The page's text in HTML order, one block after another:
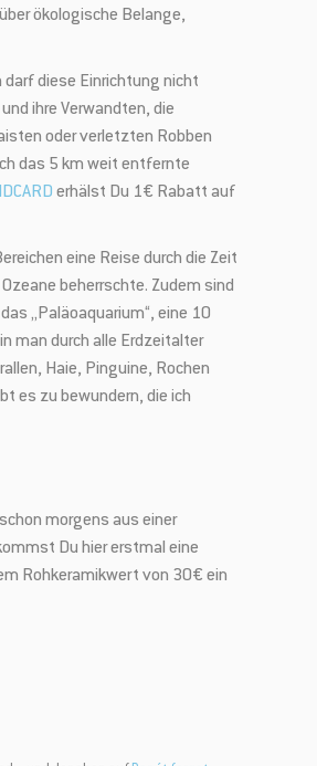
ökologische Belange,
darf diese Einrichtung nicht
ihre Verwandten, die
oder verletzten Robben
das 5 km weit entfernte
erhälst Du 1€ Rabatt auf
eine Reise durch die Zeit
beherrschte. Zudem sind
„Paläoaquarium“, eine 10
man durch alle Erdzeitalter
Haie, Pinguine, Rochen
es zu bewundern, die ich
morgens aus einer
Du hier erstmal eine
Rohkeramikwert von 30€ ein